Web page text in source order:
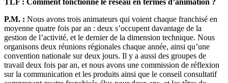
TLF : Comment fonctionne le réseau en termes d’animation ?
P.M. : Nous avons trois animateurs qui voient chaque franchisé en
moyenne quatre fois par an : deux s’occupent davantage de la
gestion de l’activité, et le dernier de la dimension technique. Nous
organisons deux réunions régionales chaque année, ainsi qu’une
convention nationale sur deux jours. Il y a aussi des groupes de
travail deux fois par an, et nous avons une commission de réflexion
sur la communication et les produits ainsi que le conseil consultatif